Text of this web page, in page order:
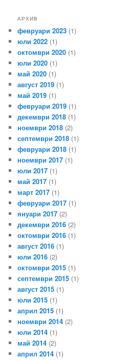
АРХИВ
февруари 2023 (1)
юли 2022 (1)
октомври 2020 (1)
юли 2020 (1)
май 2020 (1)
август 2019 (1)
май 2019 (1)
февруари 2019 (1)
декември 2018 (1)
ноември 2018 (2)
септември 2018 (1)
февруари 2018 (1)
ноември 2017 (1)
юли 2017 (1)
май 2017 (1)
март 2017 (1)
февруари 2017 (1)
януари 2017 (2)
декември 2016 (2)
октомври 2016 (1)
август 2016 (1)
юли 2016 (2)
октомври 2015 (1)
септември 2015 (1)
август 2015 (1)
юли 2015 (1)
април 2015 (1)
ноември 2014 (2)
юли 2014 (1)
май 2014 (2)
април 2014 (1)